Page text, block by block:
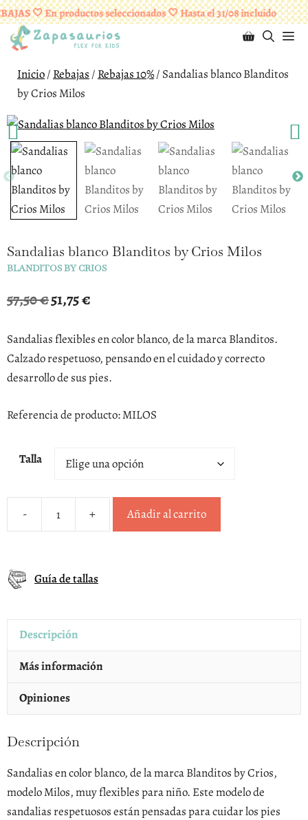
🤍 En productos seleccionados 🤍 Hasta el 31/08 incluido
Saltar
al
contenido
¡ENVÍOS GRATUITOS A PARTIR DE 95 EUROS!
Inicio/ Rebajas / Rebajas 10%/ Sandalias blanco Blanditos
by Crios Milos
Sandalias blanco Blanditos by Crios Milos
BLANDITOS BY CRIOS
57,50€El
original
era:
57,50 €.
51,75€
actual
es:
51,75 €.
Sandalias flexibles en color blanco, de la marca Blanditos.
Calzado respetuoso, pensando en el cuidado y correcto
desarrollo de sus pies.
Referencia de producto: MILOS
Talla
-
Sandalias
+ Añadir al carrito
Guía de tallas
Descripción
Más información
Opiniones
Descripción
Sandalias en color blanco, de la marca Blanditos by Crios,
modelo Milos, muy flexibles para niño. Este modelo de
sandalias respetuosos están pensadas para cuidar los pies